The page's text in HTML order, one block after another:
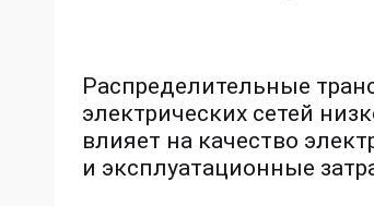
Распределительные
электрических сетей
влияет на качество
и эксплуатационные